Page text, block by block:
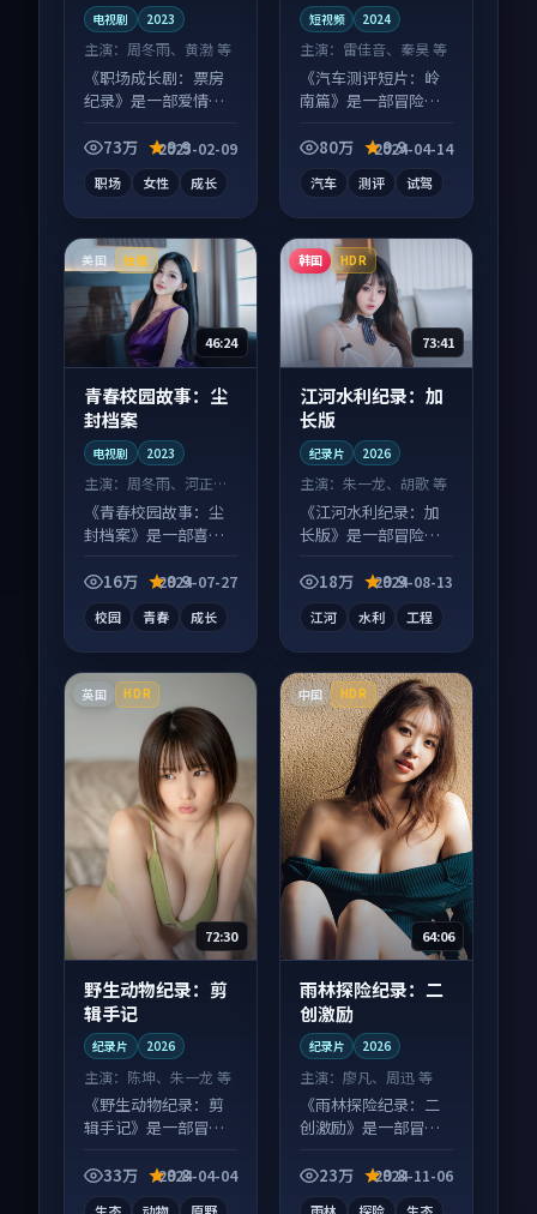
电视剧 2023
主演： 周冬雨、黄渤 等
《职场成长剧：票房
纪录》是一部爱情向
凑信息量大，适合沉
73万 9.9
2025-02-09
职场 女性 成长
短视频 2024
主演： 雷佳音、秦昊 等
《汽车测评短片：岭
南篇》是一部冒险向
蛋别错过，字幕区常
80万 9.9
2024-04-14
汽车 测评 试驾
美国 独播
46:24
青春校园故事：尘
封档案
电视剧 2023
主演： 周冬雨、河正宇
等
《青春校园故事：尘
封档案》是一部喜剧
紧凑信息量大，适合
16万 9.9
2024-07-27
校园 青春 成长
韩国 HDR
73:41
江河水利纪录：加
长版
纪录片 2026
主演：朱一龙、胡歌 等
《江河水利纪录：加
长版》是一部冒险向
蛋别错过，字幕区常
18万 9.9
2024-08-13
江河 水利 工程
英国 HDR
72:30
野生动物纪录：剪
辑手记
纪录片 2026
主演： 陈坤、朱一龙 等
《野生动物纪录：剪
辑手记》是一部冒险
大屏端观看，细节更
33万 9.8
2024-04-04
生态 动物 原野
中国 HDR
64:06
雨林探险纪录：二
创激励
纪录片 2026
主演：廖凡、周迅 等
《雨林探险纪录：二
创激励》是一部冒险
关系层层推进，尾声
23万 9.8
2024-11-06
雨林 探险 生态